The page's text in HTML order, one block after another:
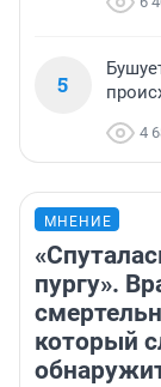
5
4
МНЕНИЕ
пургу».
который